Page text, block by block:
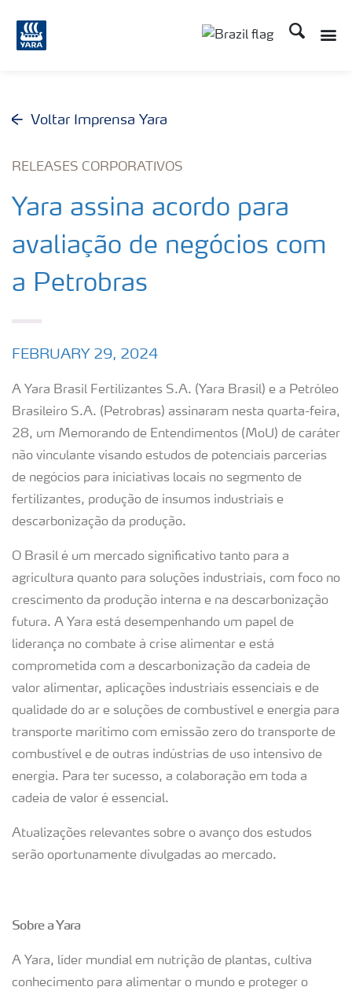
Busca
Voltar Imprensa Yara
RELEASES CORPORATIVOS
Yara assina acordo para
avaliação de negócios com
a Petrobras
FEBRUARY 29, 2024
A Yara Brasil Fertilizantes S.A. (Yara Brasil) e a Petróleo
Brasileiro S.A. (Petrobras) assinaram nesta quarta-feira,
28, um Memorando de Entendimentos (MoU) de caráter
não vinculante visando estudos de potenciais parcerias
de negócios para iniciativas locais no segmento de
fertilizantes, produção de insumos industriais e
descarbonização da produção.
O Brasil é um mercado significativo tanto para a
agricultura quanto para soluções industriais, com foco no
crescimento da produção interna e na descarbonização
futura. A Yara está desempenhando um papel de
liderança no combate à crise alimentar e está
comprometida com a descarbonização da cadeia de
valor alimentar, aplicações industriais essenciais e de
qualidade do ar e soluções de combustível e energia para
transporte marítimo com emissão zero do transporte de
combustível e de outras indústrias de uso intensivo de
energia. Para ter sucesso, a colaboração em toda a
cadeia de valor é essencial.
Atualizações relevantes sobre o avanço dos estudos
serão oportunamente divulgadas ao mercado.
Sobre a Yara
A Yara, líder mundial em nutrição de plantas, cultiva
conhecimento para alimentar o mundo e proteger o